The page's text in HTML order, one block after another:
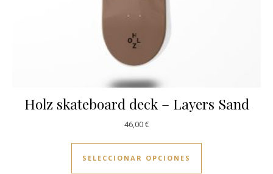
Holz skateboard deck – Layers Sand
46,00€
SELECCIONAR OPCIONES
Este producto